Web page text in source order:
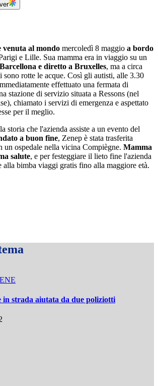
venuta al mondo mercoledì 8 maggio a bordo
e Lille. Sua mamma era in viaggio su un
e diretto a Bruxelles, ma a circa
sono rotte le acque. Così gli autisti, alle 3.30
effettuato una fermata di
stazione di servizio situata a Ressons (nel
chiamato i servizi di emergenza e aspettato
per il meglio.
storia che l'azienda assiste a un evento del
a buon fine, Zenep è stata trasferita
un ospedale nella vicina Compiègne. Mamma
salute, e per festeggiare il lieto fine l'azienda
alla bimba viaggi gratis fino alla maggiore età.
strada aiutata da due poliziotti